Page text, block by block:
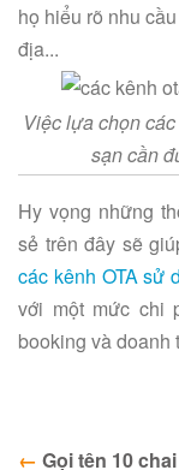
họ hiểu rõ nhu
địa...
Việc lựa chọn
sạn cần
Hy vọng những
sẻ trên đây sẽ
các kênh OTA sử
với một mức chi
booking và doanh
Post navigation
← Gọi tên 10